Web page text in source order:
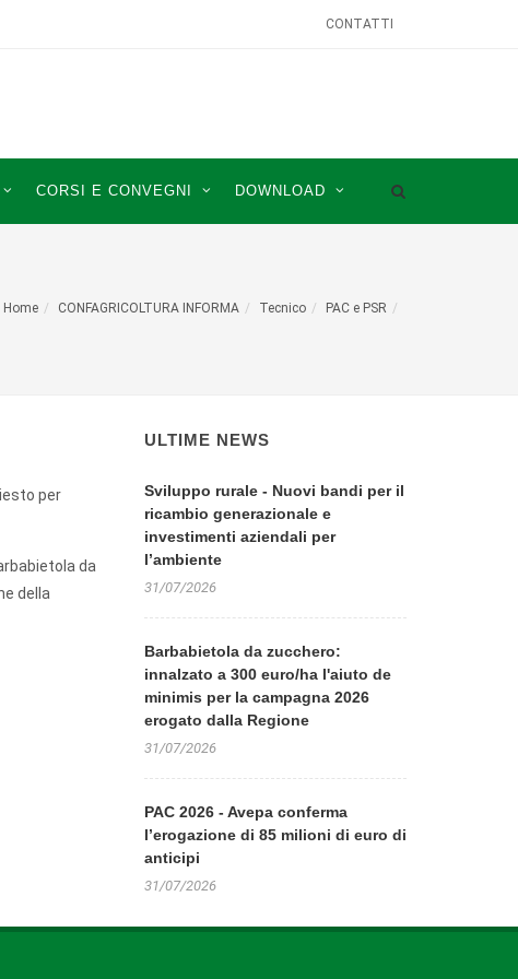
CONTATTI
CORSI E CONVEGNI DOWNLOAD
Home CONFAGRICOLTURA INFORMA Tecnico PAC e PSR
per
da
della
ULTIME NEWS
Sviluppo rurale - Nuovi bandi per il
ricambio generazionale e
investimenti aziendali per
l’ambiente
31/07/2026
Barbabietola da zucchero:
innalzato a 300 euro/ha l'aiuto de
minimis per la campagna 2026
erogato dalla Regione
31/07/2026
PAC 2026 - Avepa conferma
l’erogazione di 85 milioni di euro di
anticipi
31/07/2026